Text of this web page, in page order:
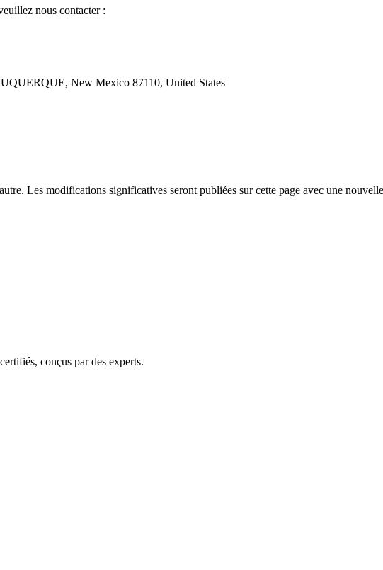
nous contacter :
New Mexico 87110, United States
Les modifications significatives seront publiées sur cette page avec une
conçus par des experts.